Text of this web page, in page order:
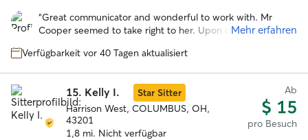
Sternen
“Great communicator and wonderful to work with. Mr
Cooper seemed to take right to her. Upon coming home he
travel”
Mehr erfahren
Verfügbarkeit vor 40 Tagen aktualisiert
15. Kelly I.
Star Sitter
Harrison West, COLUMBUS, OH,
43201
1,8 mi. Nicht verfügbar
Ab
$ 15
pro Besuch